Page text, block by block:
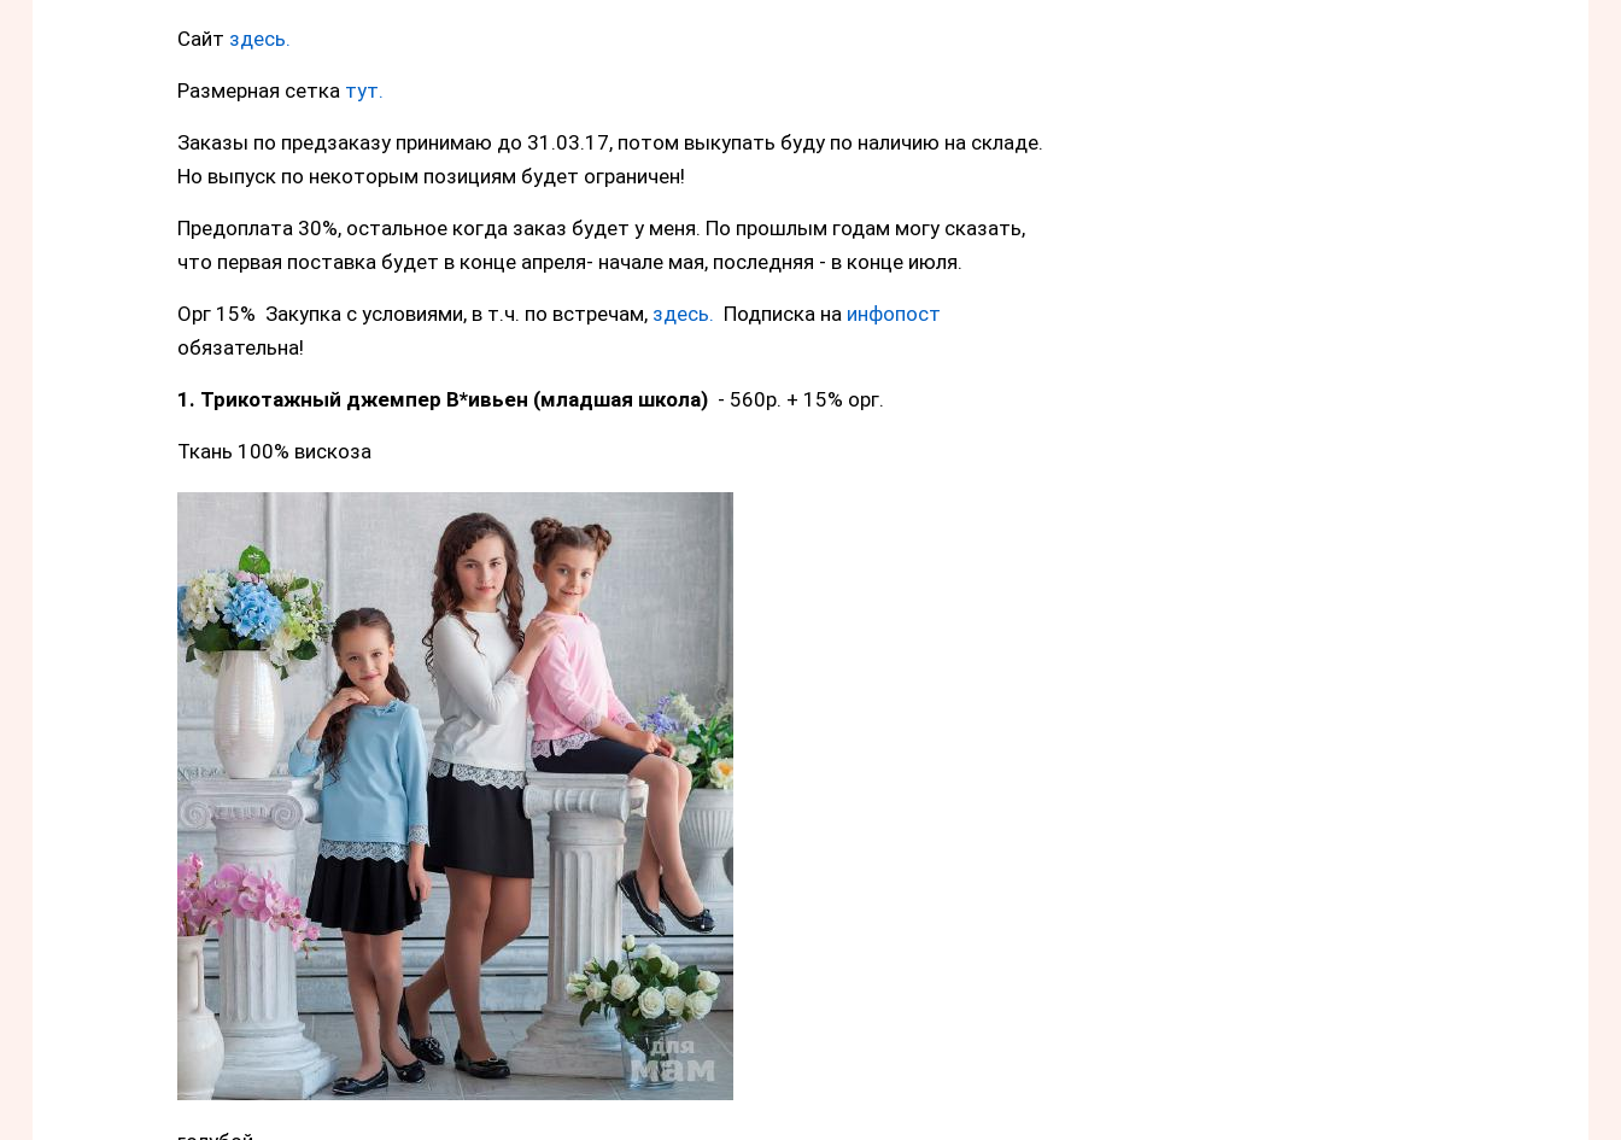
Сайт здесь.
Размерная сетка тут.
Заказы по предзаказу принимаю до 31.03.17, потом выкупать буду по наличию на складе.
Но выпуск по некоторым позициям будет ограничен!
Предоплата 30%, остальное когда заказ будет у меня. По прошлым годам могу сказать,
что первая поставка будет в конце апреля- начале мая, последняя - в конце июля.
Орг 15% Закупка с условиями, в т.ч. по встречам, здесь. Подписка на инфопост
обязательна!
1. Трикотажный джемпер В*ивьен (младшая школа) - 560р. + 15% орг.
Ткань 100% вискоза